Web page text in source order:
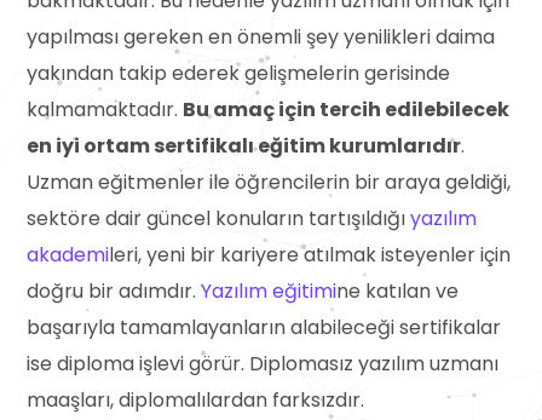
yapılması gereken en önemli şey yenilikleri daima
yakından takip ederek gelişmelerin gerisinde
kalmamaktadır. Bu amaç için tercih edilebilecek
en iyi ortam sertifikalı eğitim kurumlarıdır.
Uzman eğitmenler ile öğrencilerin bir araya geldiği,
sektöre dair güncel konuların tartışıldığıyazılım
akademileri, yeni bir kariyere atılmak isteyenler için
doğru bir adımdır.Yazılım eğitimine katılan ve
başarıyla tamamlayanların alabileceği sertifikalar
ise diploma işlevi görür. Diplomasız yazılım uzmanı
maaşları, diplomalılardan farksızdır.